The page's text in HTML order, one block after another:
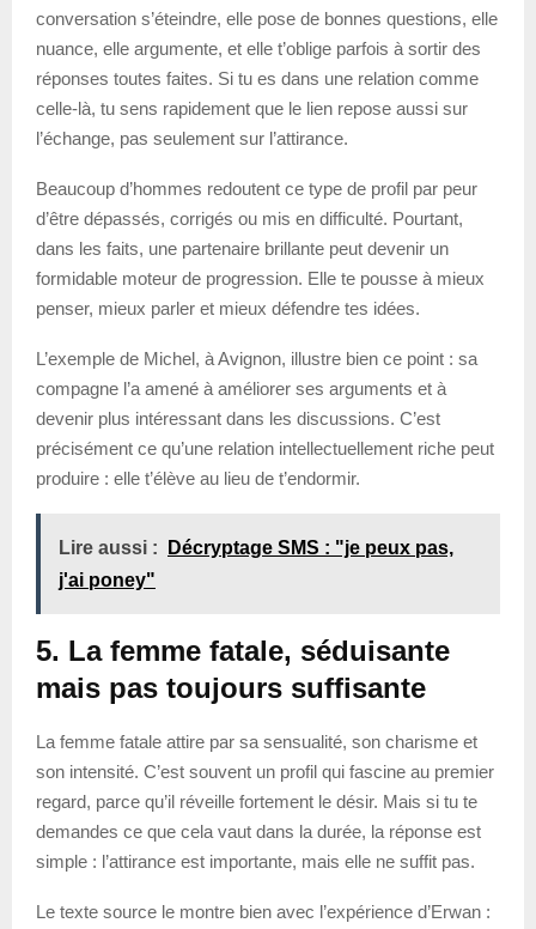
conversation s’éteindre, elle pose de bonnes questions, elle
nuance, elle argumente, et elle t’oblige parfois à sortir des
réponses toutes faites. Si tu es dans une relation comme
celle-là, tu sens rapidement que le lien repose aussi sur
l’échange, pas seulement sur l’attirance.
Beaucoup d’hommes redoutent ce type de profil par peur
d’être dépassés, corrigés ou mis en difficulté. Pourtant,
dans les faits, une partenaire brillante peut devenir un
formidable moteur de progression. Elle te pousse à mieux
penser, mieux parler et mieux défendre tes idées.
L’exemple de Michel, à Avignon, illustre bien ce point : sa
compagne l’a amené à améliorer ses arguments et à
devenir plus intéressant dans les discussions. C’est
précisément ce qu’une relation intellectuellement riche peut
produire : elle t’élève au lieu de t’endormir.
Lire aussi :
Décryptage SMS : "je peux pas,
j'ai poney"
5. La femme fatale, séduisante
mais pas toujours suffisante
La femme fatale attire par sa sensualité, son charisme et
son intensité. C’est souvent un profil qui fascine au premier
regard, parce qu’il réveille fortement le désir. Mais si tu te
demandes ce que cela vaut dans la durée, la réponse est
simple : l’attirance est importante, mais elle ne suffit pas.
Le texte source le montre bien avec l’expérience d’Erwan :